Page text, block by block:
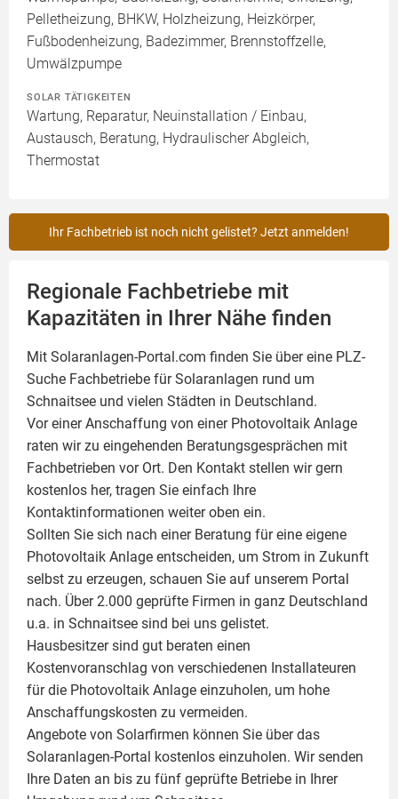
Pelletheizung, BHKW, Holzheizung, Heizkörper,
Fußbodenheizung, Badezimmer, Brennstoffzelle,
Umwälzpumpe
SOLAR TÄTIGKEITEN
Wartung, Reparatur, Neuinstallation / Einbau,
Austausch, Beratung, Hydraulischer Abgleich,
Thermostat
Ihr Fachbetrieb ist noch nicht gelistet? Jetzt anmelden!
Regionale Fachbetriebe mit
Kapazitäten in Ihrer Nähe finden
Mit Solaranlagen-Portal.com finden Sie über eine PLZ-
Suche Fachbetriebe fürSolaranlagen rund um
Schnaitsee und vielen Städten in Deutschland.
Vor einer Anschaffung von einer Photovoltaik Anlage
raten wir zu eingehenden Beratungsgesprächen mit
Fachbetrieben vor Ort. Den Kontakt stellen wir gern
kostenlos her, tragen Sie einfach Ihre
Kontaktinformationen weiter oben ein.
Sollten Sie sich nach einer Beratung für eine eigene
Photovoltaik Anlage entscheiden, um Strom in Zukunft
selbst zu erzeugen, schauen Sie auf unserem Portal
nach. Über 2.000 geprüfte Firmen in ganz Deutschland
u.a. in Schnaitsee sind bei uns gelistet.
Hausbesitzer sind gut beraten einen
Kostenvoranschlag von verschiedenen Installateuren
für die Photovoltaik Anlage einzuholen, um hohe
Anschaffungskosten zu vermeiden.
Angebote von Solarfirmen können Sie über das
Solaranlagen-Portal kostenlos einzuholen. Wir senden
Ihre Daten an bis zu fünf geprüfte Betriebe in Ihrer